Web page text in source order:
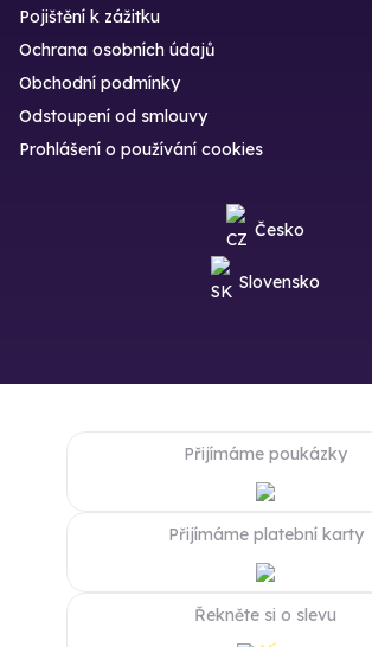
Pojištění k zážitku
Ochrana osobních údajů
Obchodní podmínky
Odstoupení od smlouvy
Prohlášení o používání cookies
Česko
Slovensko
Přijímáme poukázky
Přijímáme platební karty
Řekněte si o slevu